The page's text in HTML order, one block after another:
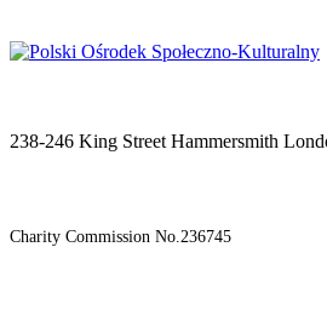
238-246 King Street Hammersmith
Charity Commission No.236745